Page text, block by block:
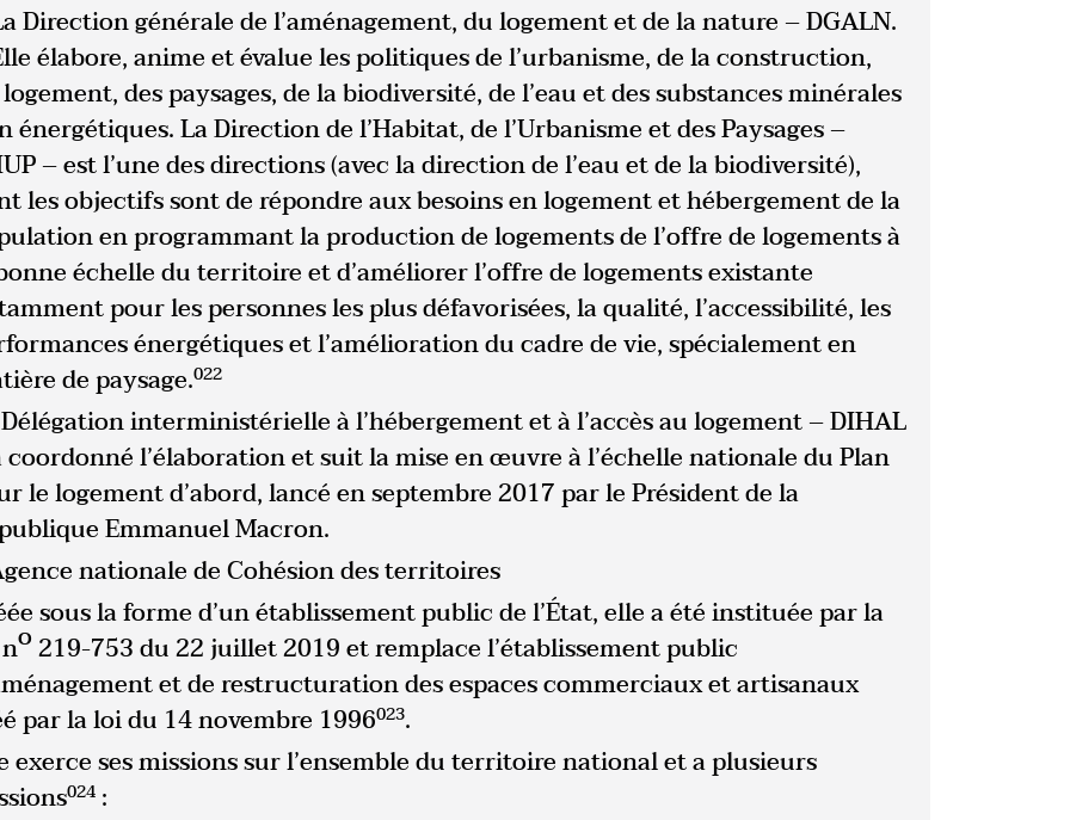
Direction générale de l’aménagement, du logement et de la nature – DGALN.
élabore, anime et évalue les politiques de l’urbanisme, de la construction,
des paysages, de la biodiversité, de l’eau et des substances minérales
énergétiques. La Direction de l’Habitat, de l’Urbanisme et des Paysages –
– est l’une des directions (avec la direction de l’eau et de la biodiversité),
les objectifs sont de répondre aux besoins en logement et hébergement de la
en programmant la production de logements de l’offre de logements à
échelle du territoire et d’améliorer l’offre de logements existante
pour les personnes les plus défavorisées, la qualité, l’accessibilité, les
énergétiques et l’amélioration du cadre de vie, spécialement en
de paysage.022
interministérielle à l’hébergement et à l’accès au logement – DIHAL
coordonné l’élaboration et suit la mise en œuvre à l’échelle nationale du Plan
le logement d’abord, lancé en septembre 2017 par le Président de la
Emmanuel Macron.
nationale de Cohésion des territoires
sous la forme d’un établissement public de l’État, elle a été instituée par la
o219-753 du 22 juillet 2019 et remplace l’établissement public
et de restructuration des espaces commerciaux et artisanaux
par la loi du 14 novembre 1996023.
exerce ses missions sur l’ensemble du territoire national et a plusieurs
024: